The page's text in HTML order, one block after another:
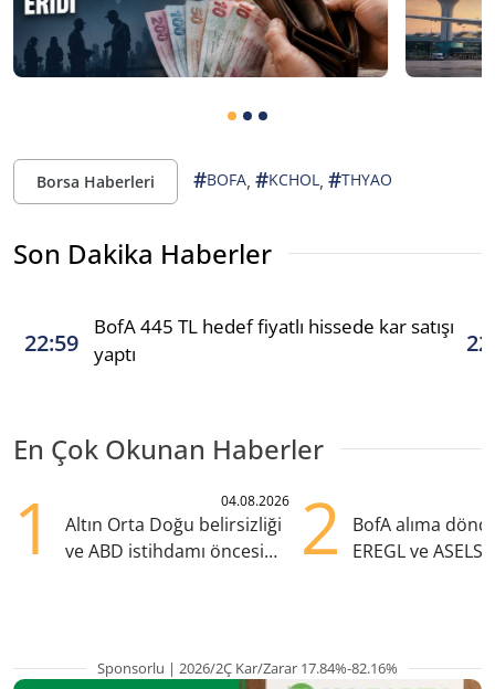
Borsa Haberleri #BOFA, #KCHOL, #THYAO
Son Dakika Haberler
22:59
BofA 445 TL hedef fiyatlı hissede kar satışı
yaptı
En Çok Okunan Haberler
1 04.08.2026
Altın Orta Doğu belirsizliği
ve ABD istihdamı öncesi
2
BofA alıma
EREGL ve ASELS
Sponsorlu | 2026/2Ç Kar/Zarar 17.84%-82.16%